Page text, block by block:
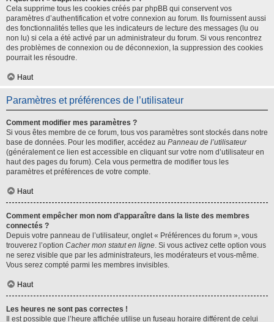
Cela supprime tous les cookies créés par phpBB qui conservent vos
paramètres d’authentification et votre connexion au forum. Ils fournissent aussi
des fonctionnalités telles que les indicateurs de lecture des messages (lu ou
non lu) si cela a été activé par un administrateur du forum. Si vous rencontrez
des problèmes de connexion ou de déconnexion, la suppression des cookies
pourrait les résoudre.
Haut
Paramètres et préférences de l’utilisateur
Comment modifier mes paramètres ?
Si vous êtes membre de ce forum, tous vos paramètres sont stockés dans notre
base de données. Pour les modifier, accédez au Panneau de l’utilisateur
(généralement ce lien est accessible en cliquant sur votre nom d’utilisateur en
haut des pages du forum). Cela vous permettra de modifier tous les
paramètres et préférences de votre compte.
Haut
Comment empêcher mon nom d’apparaître dans la liste des membres
connectés ?
Depuis votre panneau de l’utilisateur, onglet « Préférences du forum », vous
trouverez l’option Cacher mon statut en ligne. Si vous activez cette option vous
ne serez visible que par les administrateurs, les modérateurs et vous-même.
Vous serez compté parmi les membres invisibles.
Haut
Les heures ne sont pas correctes !
Il est possible que l’heure affichée utilise un fuseau horaire différent de celui